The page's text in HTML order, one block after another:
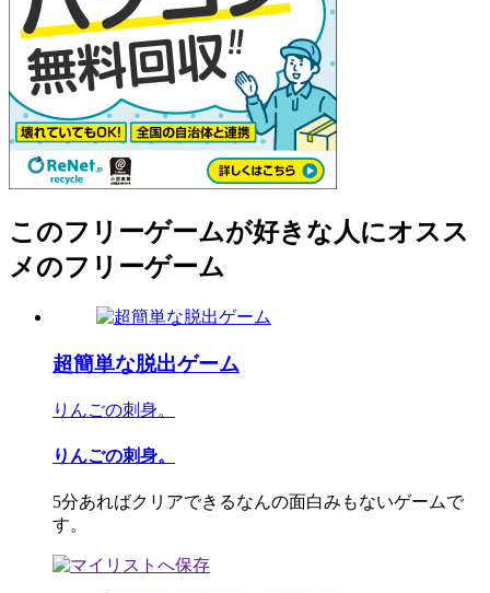
このフリーゲームが好きな人にオスス
メのフリーゲーム
超簡単な脱出ゲーム
りんごの刺身。
りんごの刺身。
5分あればクリアできるなんの面白みもないゲームで
す。